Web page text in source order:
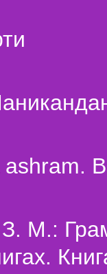
М.: